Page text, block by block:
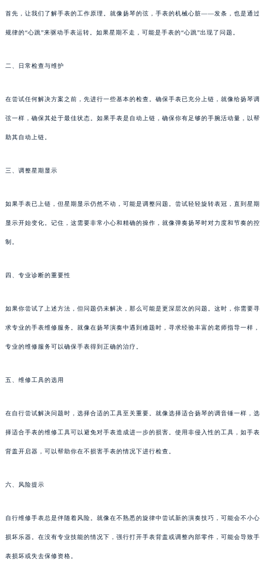
首先，让我们了解手表的工作原理。就像扬琴的弦，手表的机械心脏——发条，也是通过
规律的“心跳”来驱动手表运转。如果星期不走，可能是手表的“心跳”出现了问题。
二、日常检查与维护
在尝试任何解决方案之前，先进行一些基本的检查。确保手表已充分上链，就像给扬琴调
弦一样，确保其处于最佳状态。如果手表是自动上链，确保你有足够的手腕活动量，以帮
助其自动上链。
三、调整星期显示
如果手表已上链，但星期显示仍然不动，可能是调整问题。尝试轻轻旋转表冠，直到星期
显示开始变化。记住，这需要非常小心和精确的操作，就像弹奏扬琴时对力度和节奏的控
制。
四、专业诊断的重要性
如果你尝试了上述方法，但问题仍未解决，那么可能是更深层次的问题。这时，你需要寻
求专业的手表维修服务。就像在扬琴演奏中遇到难题时，寻求经验丰富的老师指导一样，
专业的维修服务可以确保手表得到正确的治疗。
五、维修工具的选用
在自行尝试解决问题时，选择合适的工具至关重要。就像选择适合扬琴的调音锤一样，选
择适合手表的维修工具可以避免对手表造成进一步的损害。使用非侵入性的工具，如手表
背盖开启器，可以帮助你在不损害手表的情况下进行检查。
六、风险提示
自行维修手表总是伴随着风险。就像在不熟悉的旋律中尝试新的演奏技巧，可能会不小心
损坏乐器。在没有专业技能的情况下，强行打开手表背盖或调整内部零件，可能会导致手
表损坏或失去保修资格。